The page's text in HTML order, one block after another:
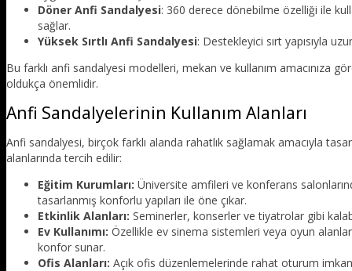
Döner Anfi Sandalyesi: 360 derece dönebilme özelliği ile
sağlar.
Yüksek Sırtlı Anfi Sandalyesi: Destekleyici sırt yapısıyla
Bu farklı anfi sandalyesi modelleri, mekan ve kullanım amacınıza
oldukça önemlidir.
Anfi Sandalyelerinin Kullanım Alanları
Anfi sandalyesi, birçok farklı alanda rahatlık sağlamak amacıyla
alanlarında tercih edilir:
Eğitim Kurumları: Üniversite amfileri ve konferans
tasarlanmış konforlu yapıları ile öne çıkar.
Etkinlik Alanları: Seminerler, konserler ve tiyatrolar gibi
Ev Kullanımı: Özellikle ev sinema sistemleri veya oyun
konfor sunar.
Ofis Alanları: Açık ofis düzenlemelerinde rahat oturum